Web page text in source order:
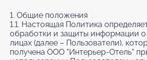
1. Общие положения
1.1. Настоящая Политика
обработки и защиты информации о
лицах (далее – Пользователи),
получена ООО "Интерьер-Отель"